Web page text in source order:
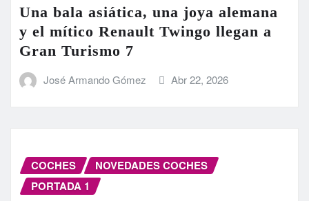
Una bala asiática, una joya alemana
y el mítico Renault Twingo llegan a
Gran Turismo 7
José Armando Gómez Abr 22, 2026
COCHES
NOVEDADES COCHES
PORTADA 1